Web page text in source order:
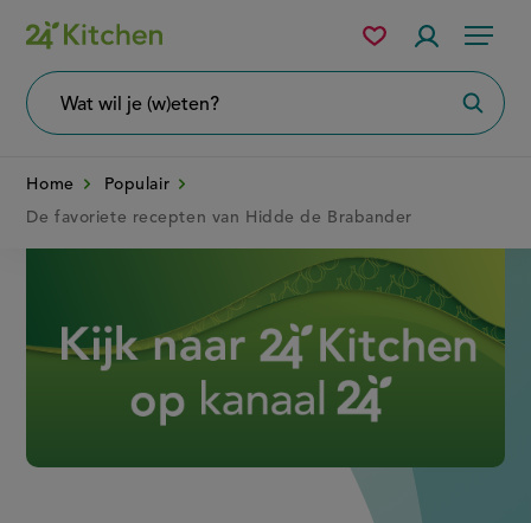
Overslaan
en
naar
gaan
Menu
wil
Mijn
bewaarde
Home
Populair
De favoriete recepten van Hidde de Brabander